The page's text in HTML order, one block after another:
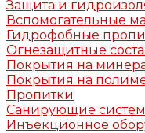
Защита и
Вспомогательные
Гидрофобные
Огнезащитные
Покрытия на
Покрытия на
Пропитки
Санирующие
Инъекционное